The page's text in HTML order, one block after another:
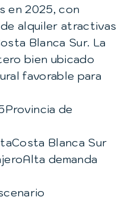
en 2025, con
alquiler atractivas
Blanca Sur. La
bien ubicado
favorable para
Provincia de
Costa Blanca Sur
Alta demanda